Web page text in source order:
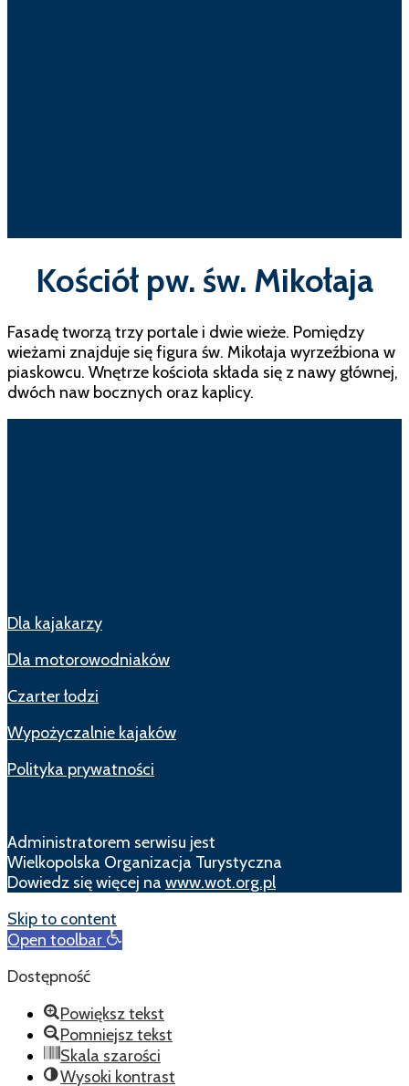
Kościół pw. św. Mikołaja
Fasadę tworzą trzy portale i dwie wieże. Pomiędzy
wieżami znajduje się figura św. Mikołaja wyrzeźbiona w
piaskowcu. Wnętrze kościoła składa się z nawy głównej,
dwóch naw bocznych oraz kaplicy.
Dla kajakarzy
Dla motorowodniaków
Czarter łodzi
Wypożyczalnie kajaków
Polityka prywatności
Administratorem serwisu jest
Wielkopolska Organizacja Turystyczna
Dowiedz się więcej na www.wot.org.pl
Skip to content
Open toolbar
Dostępność
Powiększ tekst
Pomniejsz tekst
Skala szarości
Wysoki kontrast